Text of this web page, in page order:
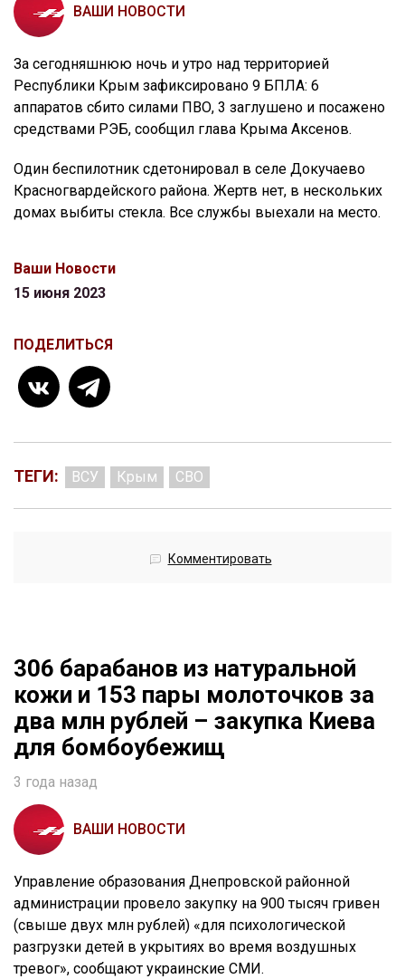
ВАШИ НОВОСТИ
За сегодняшнюю ночь и утро над территорией
Республики Крым зафиксировано 9 БПЛА: 6
аппаратов сбито силами ПВО, 3 заглушено и посажено
средствами РЭБ, сообщил глава Крыма Аксенов.
Один беспилотник сдетонировал в селе Докучаево
Красногвардейского района. Жертв нет, в нескольких
домах выбиты стекла. Все службы выехали на место.
Ваши Новости
15 июня 2023
ПОДЕЛИТЬСЯ
ТЕГИ: ВСУ Крым СВО
Комментировать
306 барабанов из натуральной
кожи и 153 пары молоточков за
два млн рублей – закупка Киева
для бомбоубежищ
3 года назад
ВАШИ НОВОСТИ
Управление образования Днепровской районной
администрации провело закупку на 900 тысяч гривен
(свыше двух млн рублей) «для психологической
разгрузки детей в укрытиях во время воздушных
тревог», сообщают украинские СМИ.